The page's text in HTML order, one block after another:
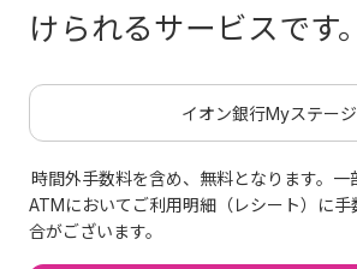
けられるサービスです。
イオン銀行Myステージ
時間外手数料を含め、無料となります。一
ATMにおいてご利用明細（レシート）に手
合がございます。